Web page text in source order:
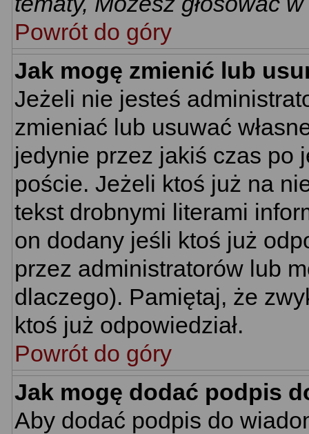
Powrót do góry
Jak mogę zmienić lub
Jeżeli nie jesteś
zmieniać lub usuwać
jedynie przez jakiś czas
poście. Jeżeli ktoś już na
tekst drobnymi literami
on dodany jeśli ktoś już
przez administratorów lub
dlaczego). Pamiętaj, że
ktoś już odpowiedział.
Powrót do góry
Jak mogę dodać podpis
Aby dodać podpis do